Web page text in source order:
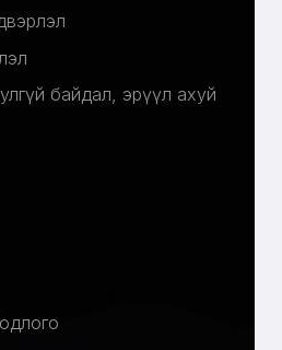
байдал, эрүүл ахуй